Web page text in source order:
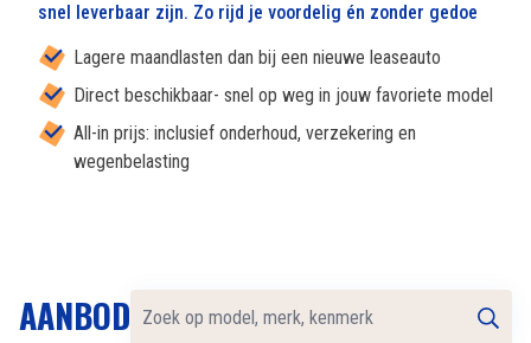
snel leverbaar zijn. Zo rijd je voordelig én zonder gedoe
Lagere maandlasten dan bij een nieuwe leaseauto
Direct beschikbaar- snel op weg in jouw favoriete model
All-in prijs: inclusief onderhoud, verzekering en
wegenbelasting
AANBOD